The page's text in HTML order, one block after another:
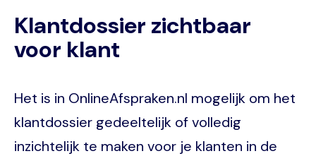
Klantdossier zichtbaar
voor klant
Het is in OnlineAfspraken.nl mogelijk om het
klantdossier gedeeltelijk of volledig
inzichtelijk te maken voor je klanten in de